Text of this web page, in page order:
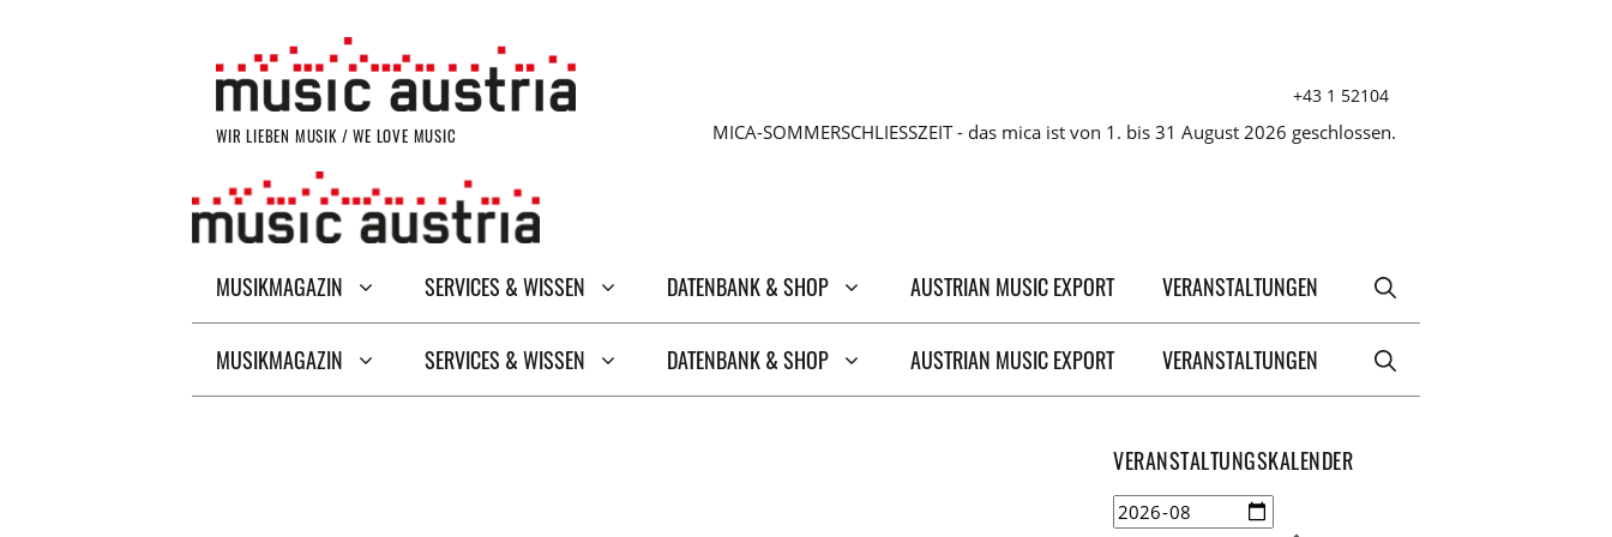
+43 1 52104
WIR LIEBEN MUSIK / WE LOVE MUSIC MICA-SOMMERSCHLIESSZEIT - das mica ist von 1. bis 31 August 2026 geschlossen.
MUSIKMAGAZIN SERVICES & WISSEN DATENBANK & SHOP AUSTRIAN MUSIC EXPORT VERANSTALTUNGEN
MUSIKMAGAZIN SERVICES & WISSEN DATENBANK & SHOP AUSTRIAN MUSIC EXPORT VERANSTALTUNGEN
VERANSTALTUNGSKALENDER